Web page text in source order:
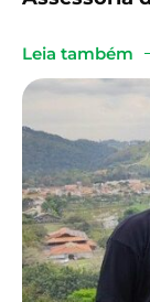
Leia também